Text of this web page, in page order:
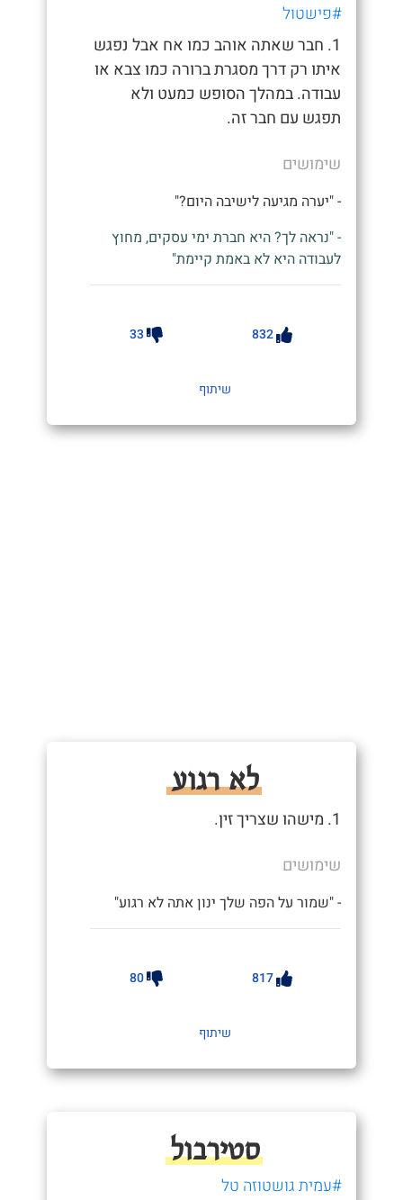
#פישטול
1. חבר שאתה אוהב כמו אח אבל נפגש
איתו רק דרך מסגרת ברורה כמו צבא או
עבודה. במהלך הסופש כמעט ולא
תפגש עם חבר זה.
שימושים
- "יערה מגיעה לישיבה היום?"
- "נראה לך? היא חברת ימי עסקים, מחוץ
לעבודה היא לא באמת קיימת"
832
33
שיתוף
לא רגוע
1. מישהו שצריך זין.
שימושים
- "שמור על הפה שלך ינון אתה לא רגוע"
817
80
שיתוף
סטירבול
#עמית גושטוזה טל